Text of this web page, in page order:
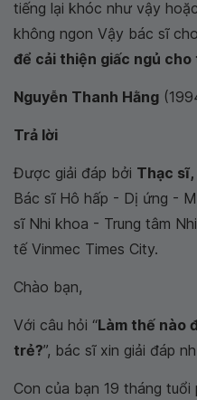
tiếng lại khóc như vậy
không ngon Vậy bác sĩ
để cải thiện giấc ngủ cho
Nguyễn Thanh Hằng
Trả lời
Được giải đáp bởi Thạc sĩ,
Bác sĩ Hô hấp - Dị ứng -
sĩ Nhi khoa - Trung tâm
tế Vinmec Times City.
Chào bạn,
Với câu hỏi “Làm thế nào
trẻ?”, bác sĩ xin giải đáp
Con của bạn 19 tháng